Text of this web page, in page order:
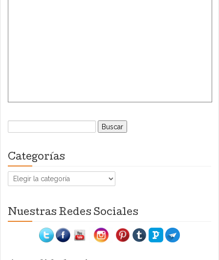
Buscar:
Categorías
Categorías
Nuestras Redes Sociales